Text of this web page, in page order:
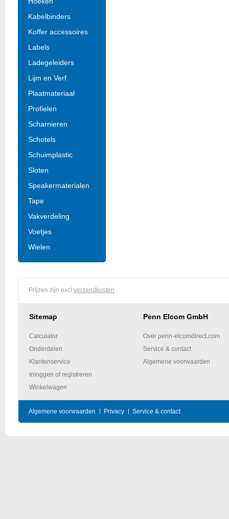
Kabelbinders
Koffer accessoires
Labels
Ladegeleiders
Lijm en Verf
Plaatmateriaal
Profielen
Scharnieren
Schotels
Schuimplastic
Sloten
Speakermaterialen
Tape
Vakverdeling
Voetjes
Wielen
Prijzen zijn excl verzendkosten
Sitemap
Calculator
Onderdelen
Klantenservice
Inloggen of registreren
Winkelwagen
Penn Elcom GmbH
Over penn-elcomdirect.com
Service & contact
Algemene voorwaarden
Algemene voorwaarden Privacy Service & contact